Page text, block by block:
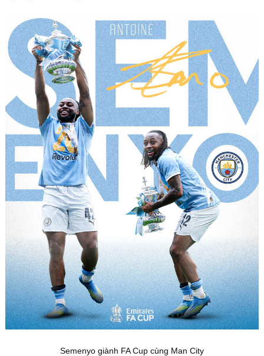
Semenyo giành FA Cup cùng Man City